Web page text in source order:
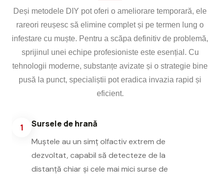
Deși metodele DIY pot oferi o ameliorare temporară, ele
rareori reușesc să elimine complet și pe termen lung o
infestare cu muște. Pentru a scăpa definitiv de problemă,
sprijinul unei echipe profesioniste este esențial. Cu
tehnologii moderne, substanțe avizate și o strategie bine
pusă la punct, specialiștii pot eradica invazia rapid și
eficient.
1 Sursele de hrană
Muștele au un simț olfactiv extrem de
dezvoltat, capabil să detecteze de la
distanță chiar și cele mai mici surse de